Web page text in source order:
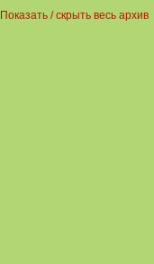
Показать / скрыть весь архив